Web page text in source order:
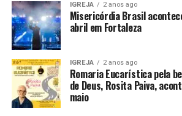
IGREJA 2 anos ago
Misericórdia Brasil
abril em Fortaleza
IGREJA 2 anos ago
Romaria Eucarística pela
de Deus, Rosita Paiva,
maio